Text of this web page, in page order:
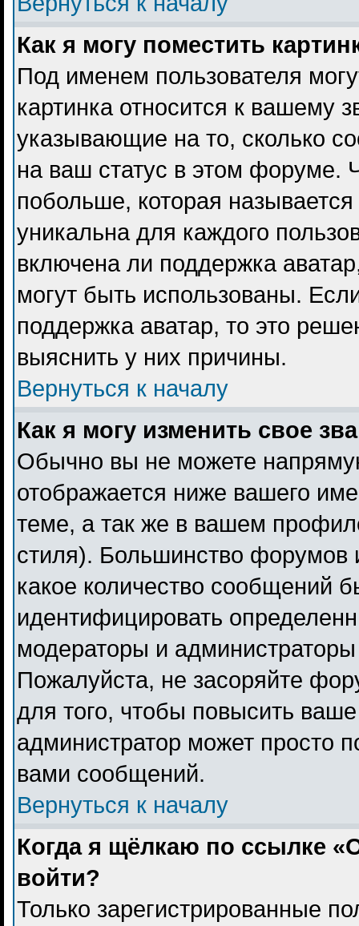
Как я могу поместить
Под именем пользователя
картинка относится к вашему
указывающие на то, сколько
на ваш статус в этом форуме.
побольше, которая
уникальна для каждого
включена ли поддержка
могут быть использованы.
поддержка аватар, то это
выяснить у них причины.
Вернуться к началу
Как я могу изменить свое
Обычно вы не можете
отображается ниже вашего
теме, а так же в вашем
стиля). Большинство форумов
какое количество сообщений
идентифицировать
модераторы и
Пожалуйста, не засоряйте
для того, чтобы повысить
администратор может просто
вами сообщений.
Вернуться к началу
Когда я щёлкаю по ссылке
войти?
Только зарегистрированные